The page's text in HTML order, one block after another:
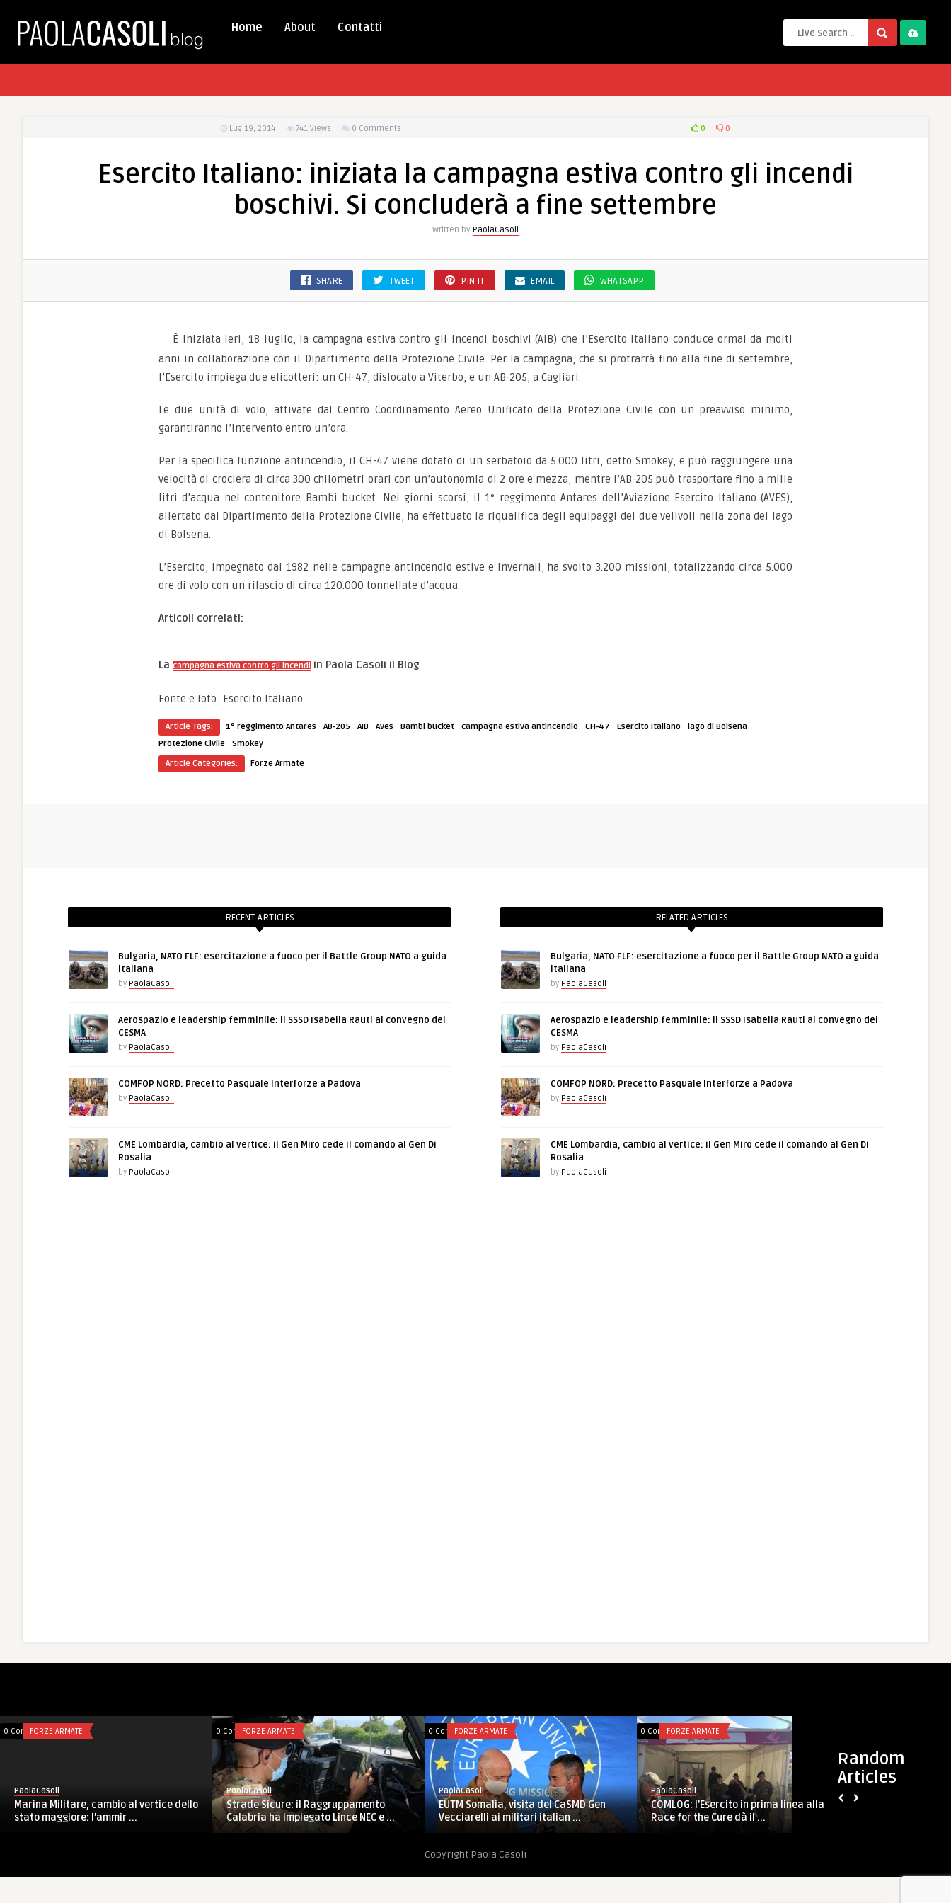
Home About Contatti
Lug 19, 2014 741 Views 0 Comments 0 0
Esercito Italiano: iniziata la campagna estiva contro gli incendi
boschivi. Si concluderà a fine settembre
Written by PaolaCasoli
SHARE TWEET PIN IT EMAIL WHATSAPP
È iniziata ieri, 18 luglio, la campagna estiva contro gli incendi boschivi (AIB) che l’Esercito Italiano conduce ormai da molti
anni in collaborazione con il Dipartimento della Protezione Civile. Per la campagna, che si protrarrà fino alla fine di settembre,
l’Esercito impiega due elicotteri: un CH-47, dislocato a Viterbo, e un AB-205, a Cagliari.
Le due unità di volo, attivate dal Centro Coordinamento Aereo Unificato della Protezione Civile con un preavviso minimo,
garantiranno l’intervento entro un’ora.
Per la specifica funzione antincendio, il CH-47 viene dotato di un serbatoio da 5.000 litri, detto Smokey, e può raggiungere una
velocità di crociera di circa 300 chilometri orari con un’autonomia di 2 ore e mezza, mentre l’AB-205 può trasportare fino a mille
litri d’acqua nel contenitore Bambi bucket. Nei giorni scorsi, il 1° reggimento Antares dell’Aviazione Esercito Italiano (AVES),
allertato dal Dipartimento della Protezione Civile, ha effettuato la riqualifica degli equipaggi dei due velivoli nella zona del lago
di Bolsena.
L’Esercito, impegnato dal 1982 nelle campagne antincendio estive e invernali, ha svolto 3.200 missioni, totalizzando circa 5.000
ore di volo con un rilascio di circa 120.000 tonnellate d’acqua.
Articoli correlati:
La campagna estiva contro gli incendi in Paola Casoli il Blog
Fonte e foto: Esercito Italiano
Article Tags: 1° reggimento Antares · AB-205 · AIB · Aves · Bambi bucket · campagna estiva antincendio · CH-47 · Esercito Italiano · lago di Bolsena ·
Protezione Civile · Smokey
Article Categories:
Forze Armate
RECENT ARTICLES
Bulgaria, NATO FLF: esercitazione a fuoco per il Battle Group NATO a guida
italiana
by PaolaCasoli
Aerospazio e leadership femminile: il SSSD Isabella Rauti al convegno del
CESMA
by PaolaCasoli
COMFOP NORD: Precetto Pasquale Interforze a Padova
by PaolaCasoli
CME Lombardia, cambio al vertice: il Gen Miro cede il comando al Gen Di
Rosalia
by PaolaCasoli
RELATED ARTICLES
Bulgaria, NATO FLF: esercitazione a fuoco per il Battle Group NATO a guida
italiana
by PaolaCasoli
Aerospazio e leadership femminile: il SSSD Isabella Rauti al convegno del
CESMA
by PaolaCasoli
COMFOP NORD: Precetto Pasquale Interforze a Padova
by PaolaCasoli
CME Lombardia, cambio al vertice: il Gen Miro cede il comando al Gen Di
Rosalia
by PaolaCasoli
Random
Articles
0 CommentsFORZE ARMATE
PaolaCasoli
Marina Militare, cambio al vertice dello
stato maggiore: l’ammir ...
0 CommentsFORZE ARMATE
PaolaCasoli
Strade Sicure: il Raggruppamento
Calabria ha impiegato Lince NEC e ...
0 CommentsFORZE ARMATE
PaolaCasoli
EUTM Somalia, visita del CaSMD Gen
Vecciarelli ai militari italian ...
0 CommentsFORZE ARMATE
PaolaCasoli
COMLOG: l’Esercito in prima linea alla
Race for the Cure dà il ...
PaolaCasoli
Marina Militare:
dell’Accademia
Copyright Paola Casoli